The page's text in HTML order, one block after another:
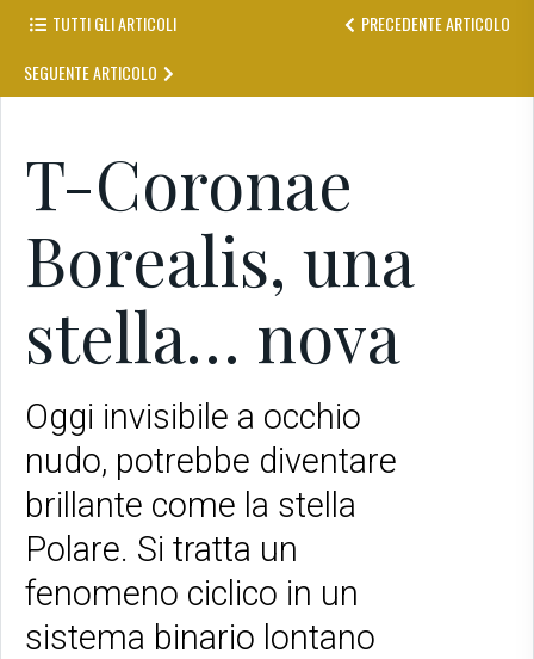
TUTTI GLI ARTICOLI
PRECEDENTE ARTICOLO
SEGUENTE ARTICOLO
T-Coronae
Borealis, una
stella… nova
Oggi invisibile a occhio
nudo, potrebbe diventare
brillante come la stella
Polare. Si tratta un
fenomeno ciclico in un
sistema binario lontano